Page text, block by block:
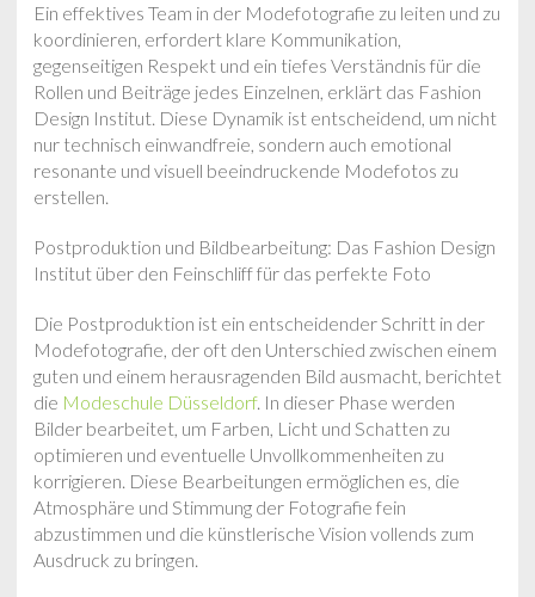
Ein effektives Team in der Modefotografie zu leiten und zu
koordinieren, erfordert klare Kommunikation,
gegenseitigen Respekt und ein tiefes Verständnis für die
Rollen und Beiträge jedes Einzelnen, erklärt das Fashion
Design Institut. Diese Dynamik ist entscheidend, um nicht
nur technisch einwandfreie, sondern auch emotional
resonante und visuell beeindruckende Modefotos zu
erstellen.
Postproduktion und Bildbearbeitung: Das Fashion Design
Institut über den Feinschliff für das perfekte Foto
Die Postproduktion ist ein entscheidender Schritt in der
Modefotografie, der oft den Unterschied zwischen einem
guten und einem herausragenden Bild ausmacht, berichtet
die Modeschule Düsseldorf. In dieser Phase werden
Bilder bearbeitet, um Farben, Licht und Schatten zu
optimieren und eventuelle Unvollkommenheiten zu
korrigieren. Diese Bearbeitungen ermöglichen es, die
Atmosphäre und Stimmung der Fotografie fein
abzustimmen und die künstlerische Vision vollends zum
Ausdruck zu bringen.